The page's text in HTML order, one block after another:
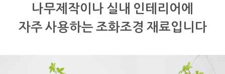
나무제작이나 실내 인테리어에
자주 사용하는 조화조경 재료입니다